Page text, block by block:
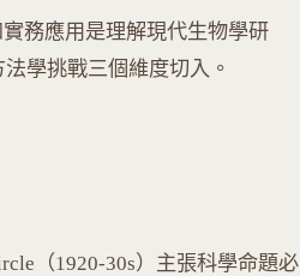
務應用是理解現代生物學研
學挑戰三個維度切入。
（1920-30s）主張科學命題必